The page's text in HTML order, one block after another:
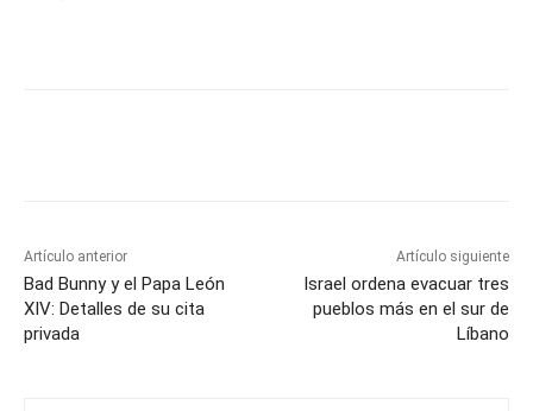
Artículo anterior
Bad Bunny y el Papa León
XIV: Detalles de su cita
privada
Artículo siguiente
Israel ordena evacuar tres
pueblos más en el sur de
Líbano